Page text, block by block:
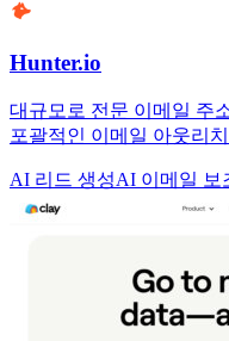
Hunter.io
대규모로 전문 이메일 주
포괄적인 이메일 아웃리
AI 리드 생성AI 이메일 보